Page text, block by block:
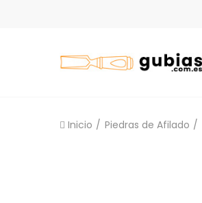
Inicio Piedras de Afilado